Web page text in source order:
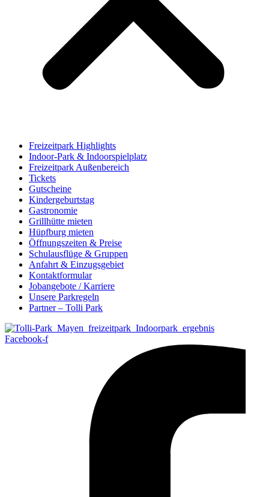
Freizeitpark Highlights
Indoor-Park & Indoorspielplatz
Freizeitpark Außenbereich
Tickets
Gutscheine
Kindergeburtstag
Gastronomie
Grillhütte mieten
Hüpfburg mieten
Öffnungszeiten & Preise
Schulausflüge & Gruppen
Anfahrt & Einzugsgebiet
Kontaktformular
Jobangebote / Karriere
Unsere Parkregeln
Partner – Tolli Park
Facebook-f